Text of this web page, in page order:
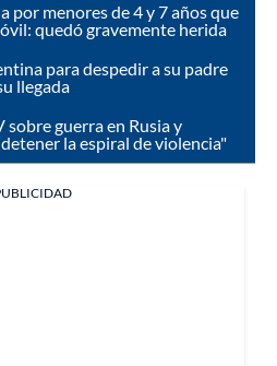
por menores de 4 y 7 años que
quedó gravemente herida
para despedir a su padre
llegada
sobre guerra en Rusia y
la espiral de violencia"